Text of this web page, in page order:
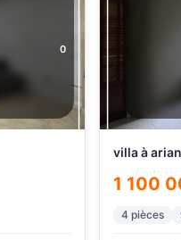
0
villa à
1 100
4 pièces